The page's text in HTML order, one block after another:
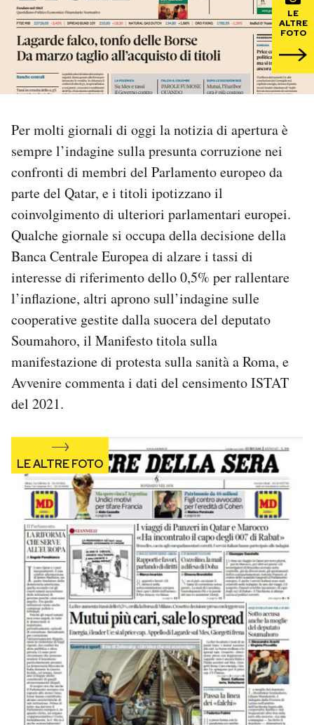
PODCAST
NEWSLETTER
SHOP
CALENDARIO
AREA PERSONALE
Newsletter
Notifiche mobile
Regala il Post
Hai bisogno di aiuto?
Esci
LE
ALTRE
FOTO
Per molti giornali di oggi la notizia di apertura è
sempre l’indagine sulla presunta corruzione nei
confronti di membri del Parlamento europeo da
parte del Qatar, e i titoli ipotizzano il
coinvolgimento di ulteriori parlamentari europei.
Qualche giornale si occupa della decisione della
Banca Centrale Europea di alzare i tassi di
interesse di riferimento dello 0,5% per rallentare
l’inflazione, altri aprono sull’indagine sulle
cooperative gestite dalla suocera del deputato
Soumahoro, il Manifesto titola sulla
manifestazione di protesta sulla sanità a Roma, e
Avvenire commenta i dati del censimento ISTAT
del 2021.